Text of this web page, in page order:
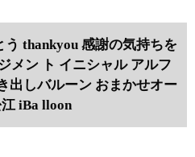
thankyou 感謝の気持ちを
メン ト イニシャル アルフ
出しバルーン おまかせオー
iBa lloon